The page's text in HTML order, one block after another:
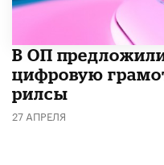
В ОП
цифровую
рилсы
27 АПРЕЛЯ